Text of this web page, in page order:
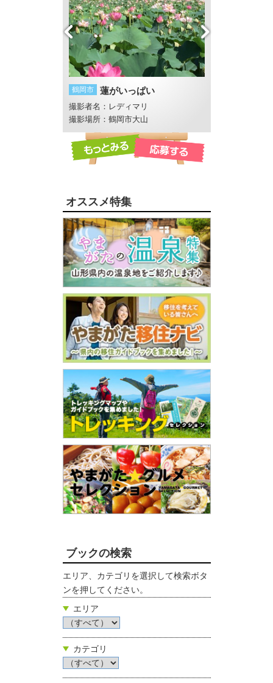
鶴岡市 蓮がいっぱい
撮影者名：レディマリ
撮影場所：鶴岡市大山
オススメ特集
ブックの検索
エリア、カテゴリを選択して検索ボタ
ンを押してください。
エリア
カテゴリ